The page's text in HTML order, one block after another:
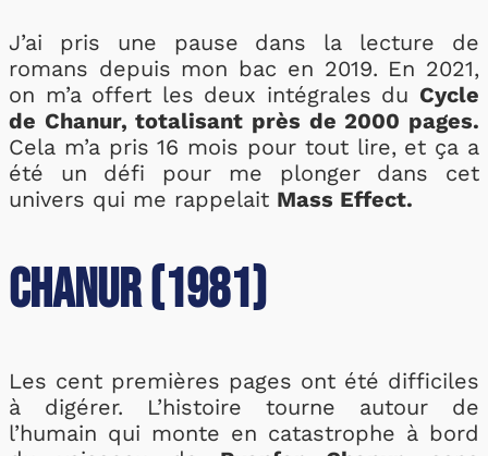
J’ai pris une pause dans la lecture de
romans depuis mon bac en 2019. En 2021,
on m’a offert les deux intégrales du Cycle
de Chanur, totalisant près de 2000 pages.
Cela m’a pris 16 mois pour tout lire, et ça a
été un défi pour me plonger dans cet
univers qui me rappelait Mass Effect.
Chanur (1981)
Les cent premières pages ont été difficiles
à digérer. L’histoire tourne autour de
l’humain qui monte en catastrophe à bord